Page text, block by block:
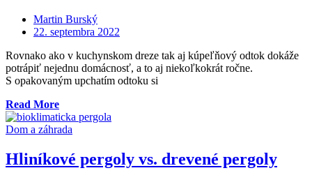
Martin Burský
Posted
22. septembra 2022
Rovnako ako v kuchynskom dreze tak aj kúpeľňový odtok dokáže
potrápiť nejednu domácnosť, a to aj niekoľkokrát ročne.
S opakovaným upchatím odtoku si
Read More„Čo
vyrieši
upchatý
v kúpeľni
a ako
Dom a záhrada
Hliníkové pergoly vs. drevené pergoly